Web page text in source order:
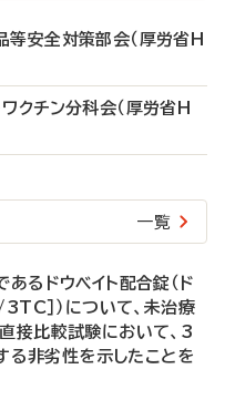
安全対策部会（厚労省H
クチン分科会（厚労省H
一覧
るドウベイト配合錠（ド
］）について、未治療
接比較試験において、3
非劣性を示したことを